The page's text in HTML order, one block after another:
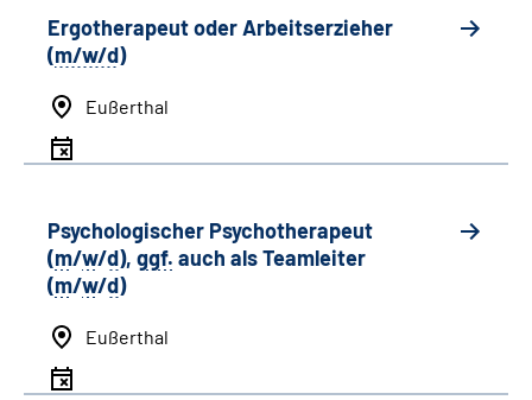
Ergotherapeut oder Arbeitserzieher
(m/w/d)
Eußerthal
Psychologischer Psychotherapeut
(m/w/d), ggf. auch alsTeamleiter
(m/w/d)
Eußerthal